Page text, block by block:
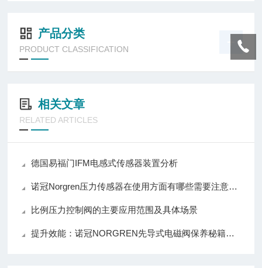
产品分类
PRODUCT CLASSIFICATION
相关文章
RELATED ARTICLES
德国易福门IFM电感式传感器装置分析
诺冠Norgren压力传感器在使用方面有哪些需要注意的呢？
比例压力控制阀的主要应用范围及具体场景
提升效能：诺冠NORGREN先导式电磁阀保养秘籍大公开！